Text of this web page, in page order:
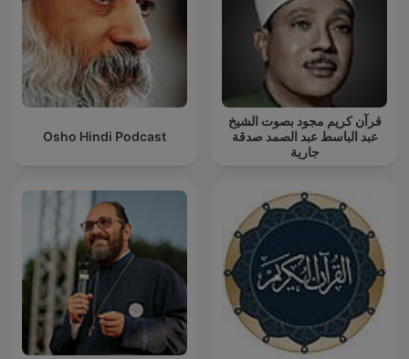
Osho Hindi Podcast
قرآن كريم مجود بصوت الشيخ
عبد الباسط عبد الصمد صدقة
جارية